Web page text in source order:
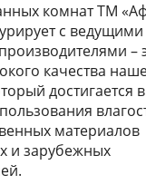
комнат ТМ
с ведущими
–
качества
достигается
материалов
и зарубежных